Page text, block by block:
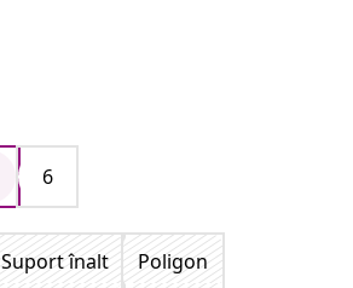
6
Suport înalt Poligon